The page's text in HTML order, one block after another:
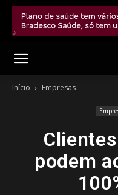
Início Empresas
podem